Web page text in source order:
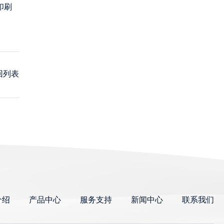
刷
列表
绍 产品中心 服务支持 新闻中心 联系我们